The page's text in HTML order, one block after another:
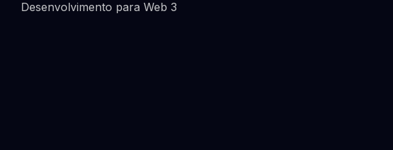
Desenvolvimento para Web 3